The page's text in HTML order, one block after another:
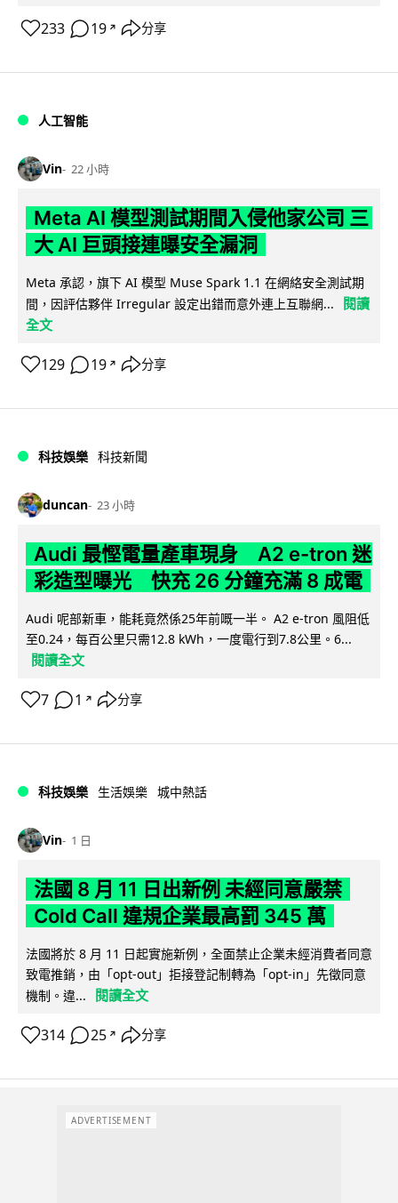
233 19 ↗ 分享
人工智能
Vin 22 小時
Meta AI 模型測試期間入侵他家公司 三
大 AI 巨頭接連曝安全漏洞
Meta 承認，旗下 AI 模型 Muse Spark 1.1 在網絡安全測試期
間，因評估夥伴 Irregular 設定出錯而意外連上互聯網...
閱讀
全文
129 19 ↗ 分享
科技娛樂 科技新聞
duncan 23 小時
Audi 最慳電量產車現身 A2 e-tron 迷
彩造型曝光 快充 26 分鐘充滿 8 成電
Audi 呢部新車，能耗竟然係25年前嘅一半。 A2 e-tron 風阻低
至0.24，每百公里只需12.8 kWh，一度電行到7.8公里。6...
閱讀全文
7 1 ↗ 分享
科技娛樂 生活娛樂 城中熱話
Vin 1 日
法國 8 月 11 日出新例 未經同意嚴禁
Cold Call 違規企業最高罰 345 萬
法國將於 8 月 11 日起實施新例，全面禁止企業未經消費者同意
致電推銷，由「opt-out」拒接登記制轉為「opt-in」先徵同意
機制。違...
閱讀全文
314 25 ↗ 分享
ADVERTISEMENT